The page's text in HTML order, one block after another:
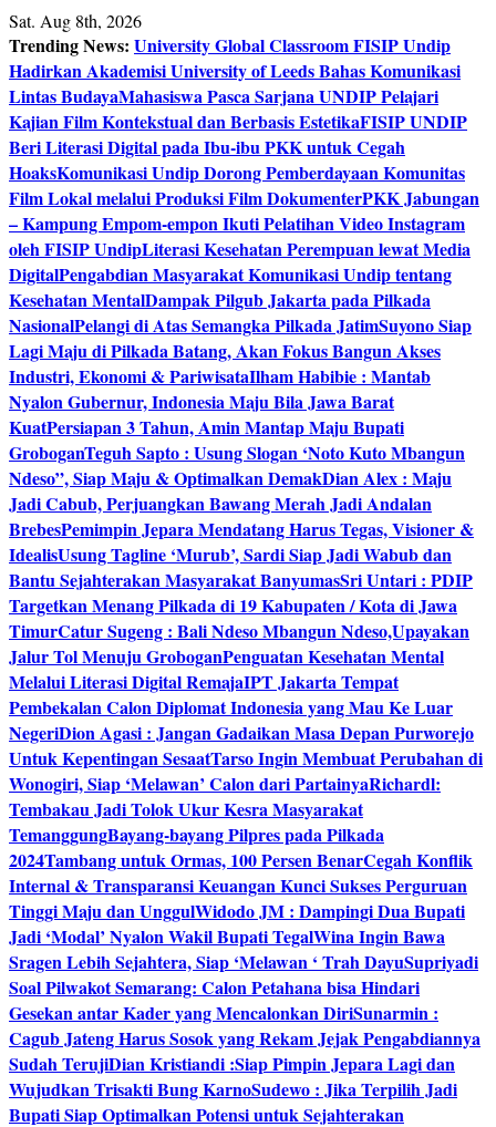
Skip
to
content
Sat. Aug 8th, 2026
Trending News: University Global Classroom FISIP Undip
Hadirkan Akademisi University of Leeds Bahas Komunikasi
Lintas BudayaMahasiswa Pasca Sarjana UNDIP Pelajari
Kajian Film Kontekstual dan Berbasis EstetikaFISIP UNDIP
Beri Literasi Digital pada Ibu-ibu PKK untuk Cegah
HoaksKomunikasi Undip Dorong Pemberdayaan Komunitas
Film Lokal melalui Produksi Film DokumenterPKK Jabungan
– Kampung Empom-empon Ikuti Pelatihan Video Instagram
oleh FISIP UndipLiterasi Kesehatan Perempuan lewat Media
DigitalPengabdian Masyarakat Komunikasi Undip tentang
Kesehatan MentalDampak Pilgub Jakarta pada Pilkada
NasionalPelangi di Atas Semangka Pilkada JatimSuyono Siap
Lagi Maju di Pilkada Batang, Akan Fokus Bangun Akses
Industri, Ekonomi & PariwisataIlham Habibie : Mantab
Nyalon Gubernur, Indonesia Maju Bila Jawa Barat
KuatPersiapan 3 Tahun, Amin Mantap Maju Bupati
GroboganTeguh Sapto : Usung Slogan ‘Noto Kuto Mbangun
Ndeso”, Siap Maju & Optimalkan DemakDian Alex : Maju
Jadi Cabub, Perjuangkan Bawang Merah Jadi Andalan
BrebesPemimpin Jepara Mendatang Harus Tegas, Visioner &
IdealisUsung Tagline ‘Murub’, Sardi Siap Jadi Wabub dan
Bantu Sejahterakan Masyarakat BanyumasSri Untari : PDIP
Targetkan Menang Pilkada di 19 Kabupaten / Kota di Jawa
TimurCatur Sugeng : Bali Ndeso Mbangun Ndeso,Upayakan
Jalur Tol Menuju GroboganPenguatan Kesehatan Mental
Melalui Literasi Digital RemajaIPT Jakarta Tempat
Pembekalan Calon Diplomat Indonesia yang Mau Ke Luar
NegeriDion Agasi : Jangan Gadaikan Masa Depan Purworejo
Untuk Kepentingan SesaatTarso Ingin Membuat Perubahan di
Wonogiri, Siap ‘Melawan’ Calon dari PartainyaRichardl:
Tembakau Jadi Tolok Ukur Kesra Masyarakat
TemanggungBayang-bayang Pilpres pada Pilkada
2024Tambang untuk Ormas, 100 Persen BenarCegah Konflik
Internal & Transparansi Keuangan Kunci Sukses Perguruan
Tinggi Maju dan UnggulWidodo JM : Dampingi Dua Bupati
Jadi ‘Modal’ Nyalon Wakil Bupati TegalWina Ingin Bawa
Sragen Lebih Sejahtera, Siap ‘Melawan ‘ Trah DayuSupriyadi
Soal Pilwakot Semarang: Calon Petahana bisa Hindari
Gesekan antar Kader yang Mencalonkan DiriSunarmin :
Cagub Jateng Harus Sosok yang Rekam Jejak Pengabdiannya
Sudah TerujiDian Kristiandi :Siap Pimpin Jepara Lagi dan
Wujudkan Trisakti Bung KarnoSudewo : Jika Terpilih Jadi
Bupati Siap Optimalkan Potensi untuk Sejahterakan